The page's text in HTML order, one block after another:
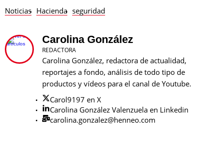
Noticias Hacienda seguridad
Carolina González
REDACTORA
Carolina González, redactora de actualidad,
reportajes a fondo, análisis de todo tipo de
productos y vídeos para el canal de Youtube.
Carol9197 en X
Carolina González Valenzuela en Linkedin
carolina.gonzalez@henneo.com